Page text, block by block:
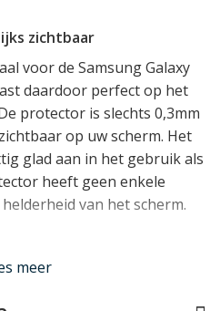
zichtbaar
voor de Samsung Galaxy
daardoor perfect op het
protector is slechts 0,3mm
op uw scherm. Het
glad aan in het gebruik als
heeft geen enkele
van het scherm.
meer